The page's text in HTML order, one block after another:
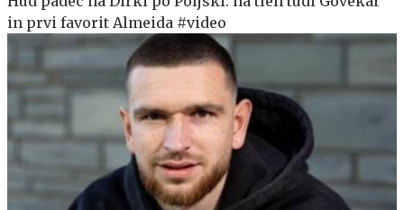
in prvi favorit Almeida #video